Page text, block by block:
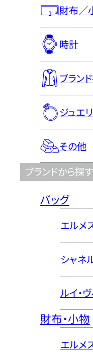
財布／
時計
ブラン
ジュエ
その他
ブランドから探す
バッグ
エルメ
シャネ
ルイ・
財布・小物
エルメ